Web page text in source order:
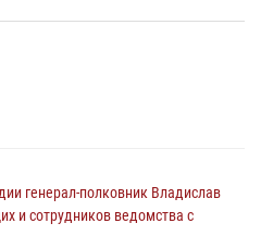
генерал-полковник Владислав
и сотрудников ведомства с